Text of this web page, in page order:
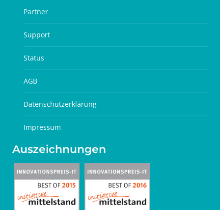
Partner
Support
Status
AGB
Datenschutzerklärung
Impressum
Auszeichnungen